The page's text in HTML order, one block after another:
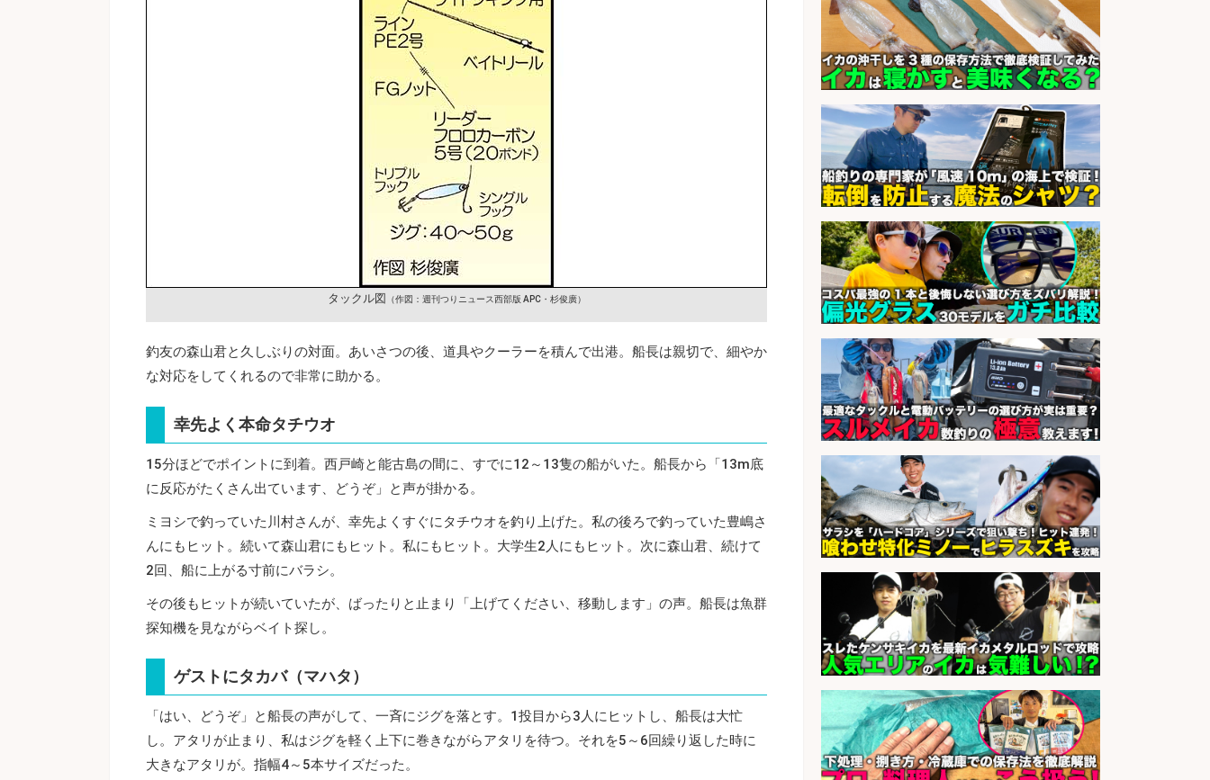
タックル図 （作図：週刊つりニュース西部版 APC・杉俊廣）
釣友の森山君と久しぶりの対面。あいさつの後、道具やクーラーを積んで出港。船長は親切で、細やか
な対応をしてくれるので非常に助かる。
幸先よく本命タチウオ
15分ほどでポイントに到着。西戸崎と能古島の間に、すでに12～13隻の船がいた。船長から「13m底
に反応がたくさん出ています、どうぞ」と声が掛かる。
ミヨシで釣っていた川村さんが、幸先よくすぐにタチウオを釣り上げた。私の後ろで釣っていた豊嶋さ
んにもヒット。続いて森山君にもヒット。私にもヒット。大学生2人にもヒット。次に森山君、続けて
2回、船に上がる寸前にバラシ。
その後もヒットが続いていたが、ばったりと止まり「上げてください、移動します」の声。船長は魚群
探知機を見ながらベイト探し。
ゲストにタカバ（マハタ）
「はい、どうぞ」と船長の声がして、一斉にジグを落とす。1投目から3人にヒットし、船長は大忙
し。アタリが止まり、私はジグを軽く上下に巻きながらアタリを待つ。それを5～6回繰り返した時に
大きなアタリが。指幅4～5本サイズだった。
会社名 広松久水産株式会社
sponsored by 求人ボックス
8月開始/釣り具メーカーでの営業ア
シスタントのお仕事/残業なし/即日
勤務可/営業事務/軽作業
会社名 株式会社パソナ
sponsored by 求人ボックス
釣り好き必見「釣具の設計開
発」/DAIWA公認製品/年休117日
会社名
株式会社スポーツライフプラネ
ッツ
sponsored by 求人ボックス
釣り具メーカーの「営業事務」/転
勤なし
会社名 株式会社ジャッカル
sponsored by 求人ボックス
さらに求人情報を見る